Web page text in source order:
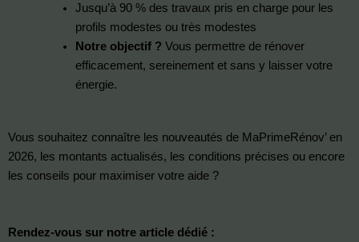
Jusqu’à 90 % des travaux pris en charge pour les
profils modestes ou très modestes
Notre objectif ? Vous permettre de rénover
efficacement, sereinement et sans y laisser votre
énergie.
Vous souhaitez connaître les nouveautés de MaPrimeRénov’ en
2026, les montants actualisés, les conditions précises ou encore
les conseils pour maximiser votre aide ?
Rendez-vous sur notre article dédié :